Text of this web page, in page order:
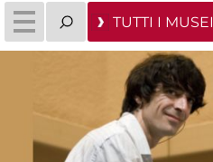
TUTTI I MUSEI